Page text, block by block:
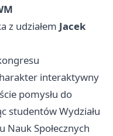
z udziałem Jacek
interaktywny
pomysłu do
studentów Wydziału
Nauk Społecznych